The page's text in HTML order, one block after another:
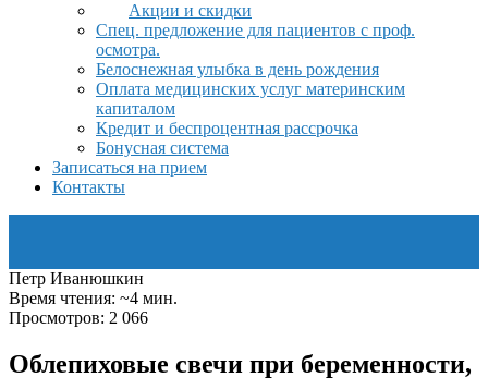
Акции и скидки
Спец. предложение для пациентов с проф.
осмотра.
Белоснежная улыбка в день рождения
Оплата медицинских услуг материнским
капиталом
Кредит и беспроцентная рассрочка
Бонусная система
Записаться на прием
Контакты
Петр Иванюшкин
Время чтения: ~4 мин.
Просмотров: 2 066
Облепиховые свечи при беременности,